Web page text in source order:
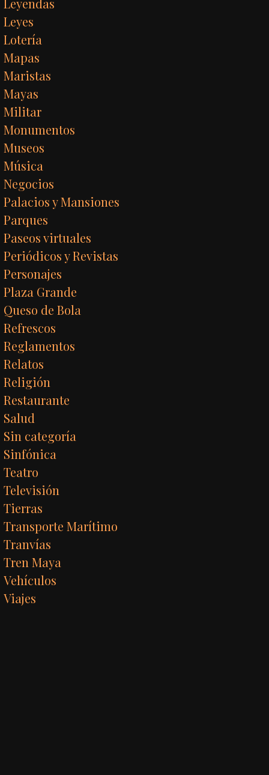
Leyes
Lotería
Mapas
Maristas
Mayas
Militar
Monumentos
Museos
Música
Negocios
Palacios y Mansiones
Parques
Paseos virtuales
Periódicos y Revistas
Personajes
Plaza Grande
Queso de Bola
Refrescos
Reglamentos
Relatos
Religión
Restaurante
Salud
Sin categoría
Sinfónica
Teatro
Televisión
Tierras
Transporte Marítimo
Tranvías
Tren Maya
Vehículos
Viajes